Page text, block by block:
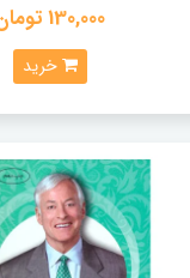
130,000 تومان
خرید